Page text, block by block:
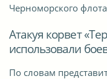
Черноморского
Атакуя корвет
использовали
По словам